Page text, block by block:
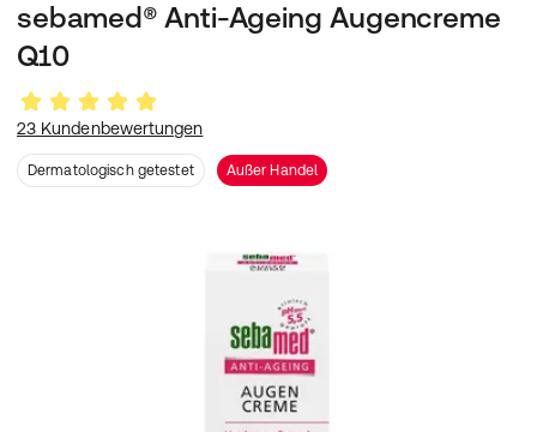
sebamed® Anti-Ageing Augencreme
Q10
23 Kundenbewertungen
Dermatologisch getestet Außer Handel